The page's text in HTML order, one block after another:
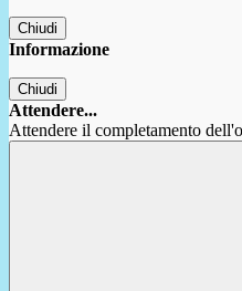
Chiudi
Informazione
Chiudi
Attendere...
Attendere il completamento